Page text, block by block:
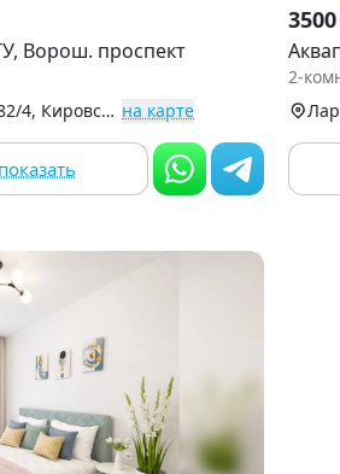
Ворош. проспект
Ворошиловский проспект 82/4, Кировский р-н (Центр) на карте
показать
Item
1
of
2-